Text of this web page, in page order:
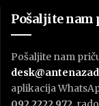
Pošaljite
Pošaljite nam
aplikacija